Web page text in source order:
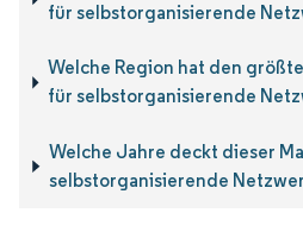
für selbstorganisierende
Welche Region hat den
für selbstorganisierende
Welche Jahre deckt dieser
selbstorganisierende